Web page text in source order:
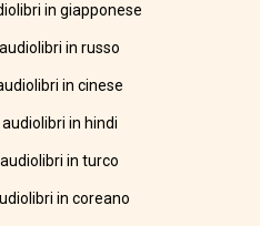
in giapponese
in russo
in cinese
in hindi
in turco
in coreano